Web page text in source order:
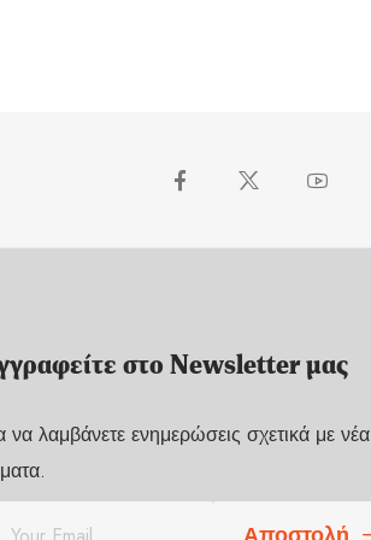
στο Newsletter μας
να λαμβάνετε ενημερώσεις σχετικά με νέα